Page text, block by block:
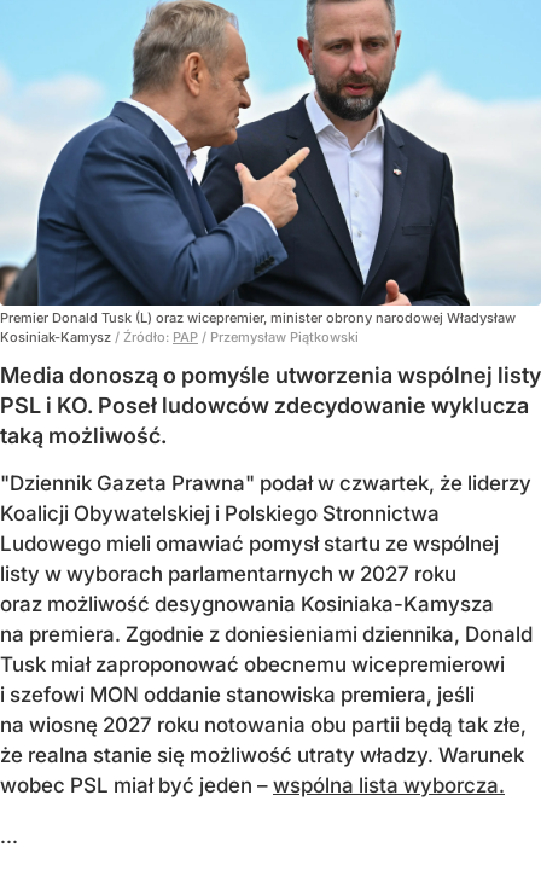
Premier Donald Tusk (L) oraz wicepremier, minister obrony narodowej Władysław
Kosiniak-Kamysz / Źródło: PAP / Przemysław Piątkowski
Media donoszą o pomyśle utworzenia wspólnej listy
PSL i KO. Poseł ludowców zdecydowanie wyklucza
taką możliwość.
"Dziennik Gazeta Prawna" podał w czwartek, że liderzy
Koalicji Obywatelskiej i Polskiego Stronnictwa
Ludowego mieli omawiać pomysł startu ze wspólnej
listy w wyborach parlamentarnych w 2027 roku
oraz możliwość desygnowania Kosiniaka-Kamysza
na premiera. Zgodnie z doniesieniami dziennika, Donald
Tusk miał zaproponować obecnemu wicepremierowi
i szefowi MON oddanie stanowiska premiera, jeśli
na wiosnę 2027 roku notowania obu partii będą tak złe,
że realna stanie się możliwość utraty władzy. Warunek
wobec PSL miał być jeden – wspólna lista wyborcza.
...